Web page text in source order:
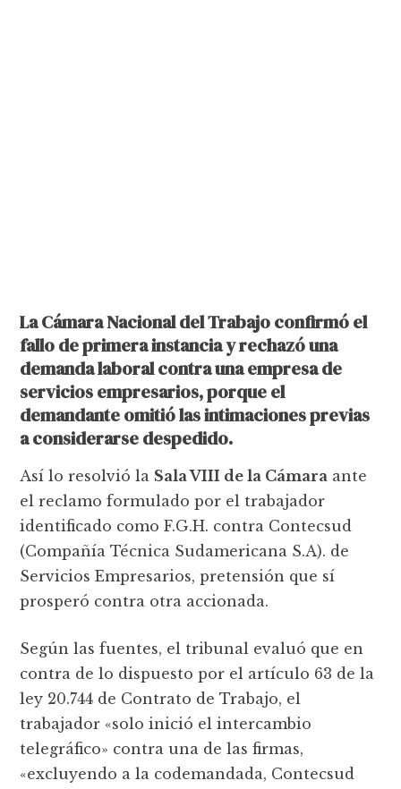
La Cámara Nacional del Trabajo confirmó el
fallo de primera instancia y rechazó una
demanda laboral contra una empresa de
servicios empresarios, porque el
demandante omitió las intimaciones previas
a considerarse despedido.
Así lo resolvió la Sala VIII de la Cámara ante
el reclamo formulado por el trabajador
identificado como F.G.H. contra Contecsud
(Compañía Técnica Sudamericana S.A). de
Servicios Empresarios, pretensión que sí
prosperó contra otra accionada.
Según las fuentes, el tribunal evaluó que en
contra de lo dispuesto por el artículo 63 de la
ley 20.744 de Contrato de Trabajo, el
trabajador «solo inició el intercambio
telegráfico» contra una de las firmas,
«excluyendo a la codemandada, Contecsud